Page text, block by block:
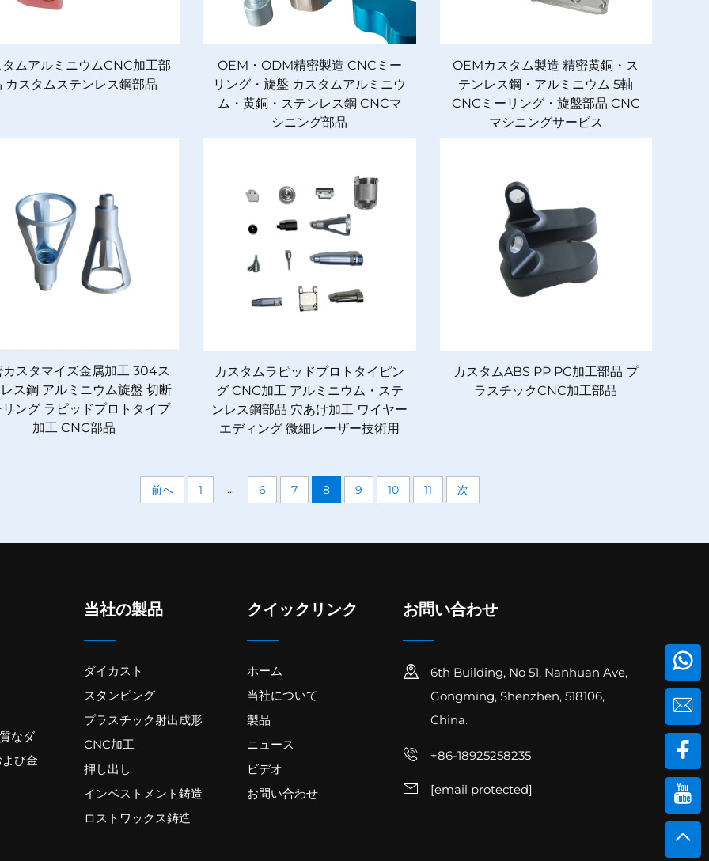
ムアルミニウムCNC加工部
カスタムステンレス鋼部品
OEM・ODM精密製造 CNCミー
リング・旋盤 カスタムアルミニウ
ム・黄銅・ステンレス鋼 CNCマ
シニング部品
OEMカスタム製造 精密黄銅・ス
テンレス鋼・アルミニウム 5軸
CNCミーリング・旋盤部品 CNC
マシニングサービス
カスタマイズ金属加工 304ス
ス鋼 アルミニウム旋盤 切断
ング ラピッドプロトタイプ
加工 CNC部品
カスタムラピッドプロトタイピン
グ CNC加工 アルミニウム・ステ
ンレス鋼部品 穴あけ加工 ワイヤー
エディング 微細レーザー技術用
カスタムABS PP PC加工部品 プ
ラスチックCNC加工部品
前へ 1 ... 6 7 8 9 10 11 次
なダ
び金
当社の製品
ダイカスト
スタンピング
プラスチック射出成形
CNC加工
押し出し
インベストメント鋳造
ロストワックス鋳造
クイックリンク
ホーム
当社について
製品
ニュース
ビデオ
お問い合わせ
お問い合わせ
6th Building, No 51, Nanhuan Ave,
Gongming, Shenzhen, 518106,
China.
+86-18925258235
[email protected]